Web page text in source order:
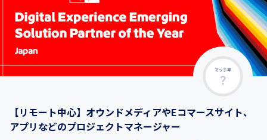
マッチ率
【リモート中心】オウンドメディアやEコマースサイト、
アプリなどのプロジェクトマネージャー